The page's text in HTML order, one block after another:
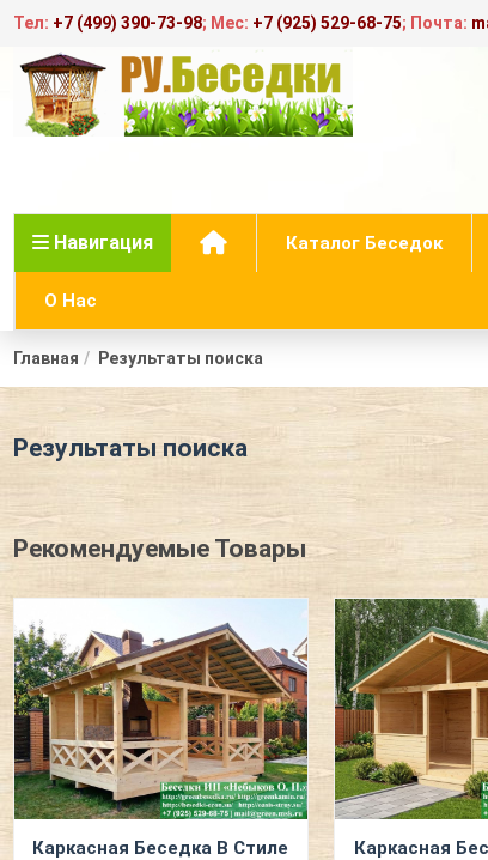
Тел: +7 (499) 390-73-98; Мес: +7 (925) 529-68-75; Почта:
Навигация Каталог Беседок
О Нас
Главная Результаты поиска
Результаты поиска
Рекомендуемые Товары
Каркасная Беседка В Стиле
Каркасная